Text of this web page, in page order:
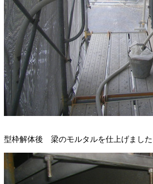
型枠解体後 梁のモルタルを仕上げました